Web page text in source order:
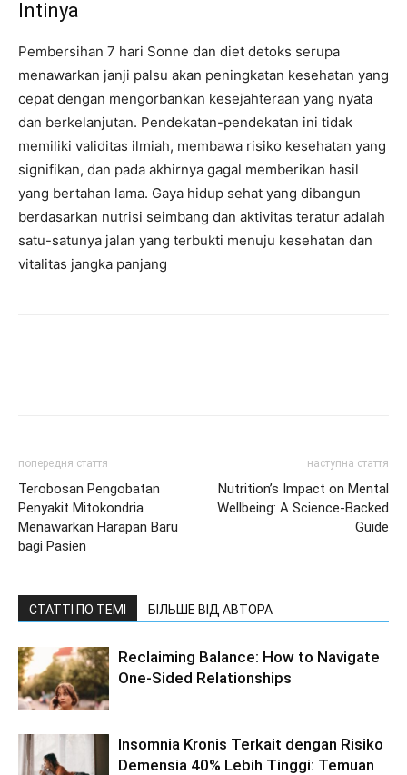
Intinya
Pembersihan 7 hari Sonne dan diet detoks serupa
menawarkan janji palsu akan peningkatan kesehatan yang
cepat dengan mengorbankan kesejahteraan yang nyata
dan berkelanjutan. Pendekatan-pendekatan ini tidak
memiliki validitas ilmiah, membawa risiko kesehatan yang
signifikan, dan pada akhirnya gagal memberikan hasil
yang bertahan lama. Gaya hidup sehat yang dibangun
berdasarkan nutrisi seimbang dan aktivitas teratur adalah
satu-satunya jalan yang terbukti menuju kesehatan dan
vitalitas jangka panjang
попередня стаття
Terobosan Pengobatan
Penyakit Mitokondria
Menawarkan Harapan Baru
bagi Pasien
наступна стаття
Nutrition’s Impact on Mental
Wellbeing: A Science-Backed
Guide
СТАТТІ ПО ТЕМІ БІЛЬШЕ ВІД АВТОРА
Reclaiming Balance: How to Navigate
One-Sided Relationships
Insomnia Kronis Terkait dengan Risiko
Demensia 40% Lebih Tinggi: Temuan